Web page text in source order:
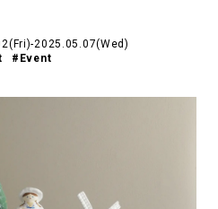
スパイラルが提案するオリジナルプ
お問い合わせ
2025.05.07(Wed)
#Event